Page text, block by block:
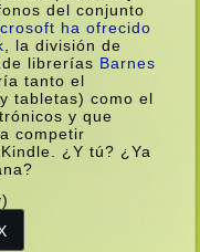
del conjunto
ha ofrecido
, la división de
librerí­as Barnes
tanto el
tabletas) como el
y que
competir
¿Y tú? ¿Ya